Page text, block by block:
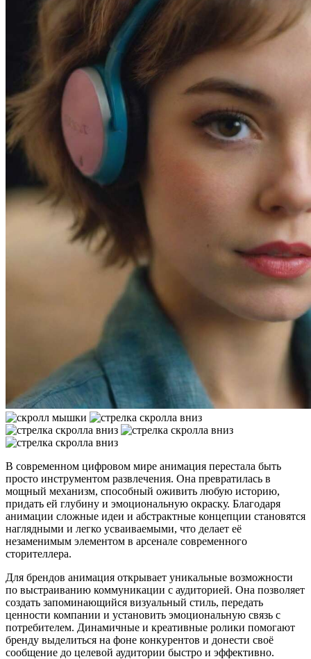
В современном цифровом мире анимация перестала быть
просто инструментом развлечения. Она превратилась в
мощный механизм, способный оживить любую историю,
придать ей глубину и эмоциональную окраску. Благодаря
анимации сложные идеи и абстрактные концепции становятся
наглядными и легко усваиваемыми, что делает её
незаменимым элементом в арсенале современного
сторителлера.
Для брендов анимация открывает уникальные возможности
по выстраиванию коммуникации с аудиторией. Она позволяет
создать запоминающийся визуальный стиль, передать
ценности компании и установить эмоциональную связь с
потребителем. Динамичные и креативные ролики помогают
бренду выделиться на фоне конкурентов и донести своё
сообщение до целевой аудитории быстро и эффективно.